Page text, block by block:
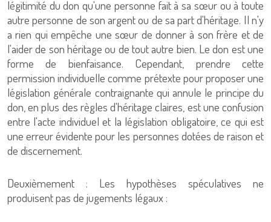
légitimité du don qu'une personne fait à sa sœur ou à toute
autre personne de son argent ou de sa part d'héritage. Il n'y
a rien qui empêche une sœur de donner à son frère et de
l'aider de son héritage ou de tout autre bien. Le don est une
forme de bienfaisance. Cependant, prendre cette
permission individuelle comme prétexte pour proposer une
législation générale contraignante qui annule le principe du
don, en plus des règles d'héritage claires, est une confusion
entre l'acte individuel et la législation obligatoire, ce qui est
une erreur évidente pour les personnes dotées de raison et
de discernement.
Deuxièmement : Les hypothèses spéculatives ne
produisent pas de jugements légaux :